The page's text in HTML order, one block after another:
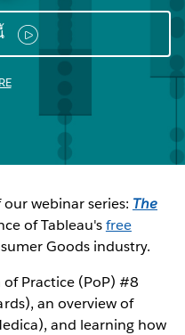
webinar series: The
of Tableau'sfree
Goods industry.
Practice (PoP) #8
an overview of
and learning how